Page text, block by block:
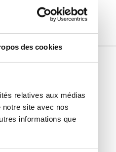
des cookies
relatives aux médias
site avec nos
informations que